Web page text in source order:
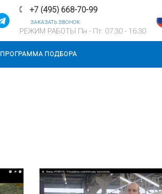
+7 (495) 668-70-99
ЗАКАЗАТЬ ЗВОНОК
РЕЖИМ РАБОТЫ Пн - Пт: 07:30 - 16:30
ПРОГРАММА ПОДБОРА